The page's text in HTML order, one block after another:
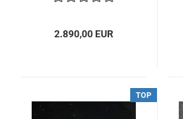
2.890,00 EUR
TOP